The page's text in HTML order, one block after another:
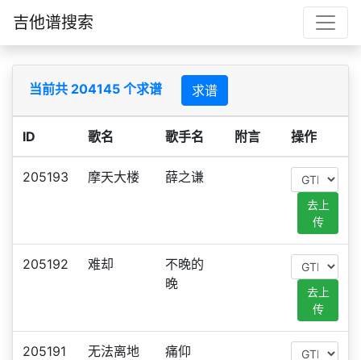
吉他谱搜索
当前共 204145 个求谱 求谱
ID 歌名 歌手名 附言 操作
205193 摩天大楼 薛之谦
去上
传
205192 难却
不晚的
晚
去上
传
205191
无法离地
痛仰